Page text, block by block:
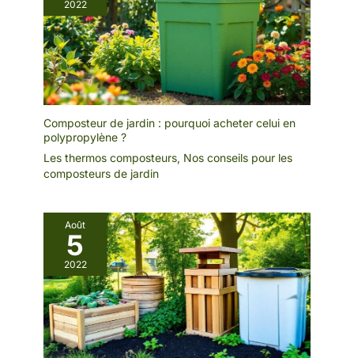
2022
Composteur de jardin : pourquoi acheter celui en
polypropylène ?
Les thermos composteurs, Nos conseils pour les
composteurs de jardin
Août
5
2022